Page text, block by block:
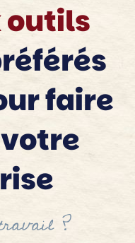
outils
faire
?